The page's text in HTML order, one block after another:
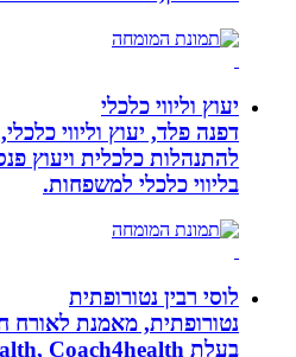
יעוץ וליווי כלכלי
דפנה פלד, יעוץ וליווי כלכלי,
בליווי כלכלי למשפחות.
לוסי רבין נטורופתית
נטורופתית, מאמנת לאורח